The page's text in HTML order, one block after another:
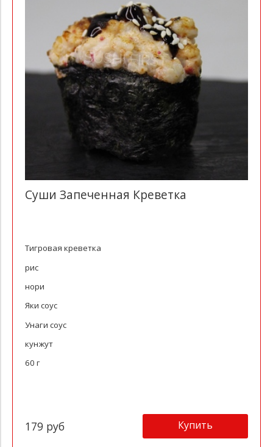
Суши Запеченная Креветка
Тигровая креветка
рис
нори
Яки соус
Унаги соус
кунжут
60 г
179 руб Купить